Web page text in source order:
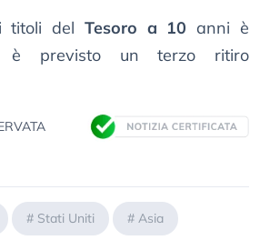
titoli del Tesoro a 10 anni è
è previsto un terzo ritiro
# Stati Uniti # Asia